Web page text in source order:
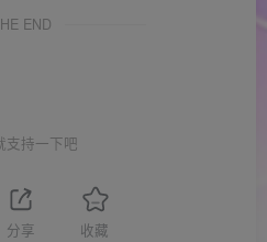
END
支持一下吧
分享 收藏